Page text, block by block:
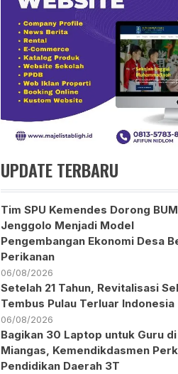
UPDATE TERBARU
Tim SPU Kemendes Dorong
Jenggolo Menjadi Model
Pengembangan Ekonomi Desa
Perikanan
06/08/2026
Setelah 21 Tahun, Revitalisasi
Tembus Pulau Terluar Indonesia
06/08/2026
Bagikan 30 Laptop untuk Guru di
Miangas, Kemendikdasmen
Pendidikan Daerah 3T